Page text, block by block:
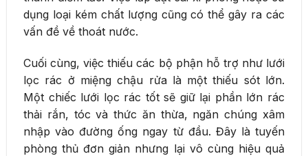
dụng loại kém chất lượng cũng có thể gây ra các
vấn đề về thoát nước.
Cuối cùng, việc thiếu các bộ phận hỗ trợ như lưới
lọc rác ở miệng chậu rửa là một thiếu sót lớn.
Một chiếc lưới lọc rác tốt sẽ giữ lại phần lớn rác
thải rắn, tóc và thức ăn thừa, ngăn chúng xâm
nhập vào đường ống ngay từ đầu. Đây là tuyến
phòng thủ đơn giản nhưng lại vô cùng hiệu quả